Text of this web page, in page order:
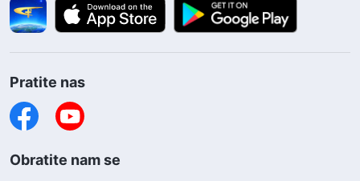
Pratite nas
Obratite nam se